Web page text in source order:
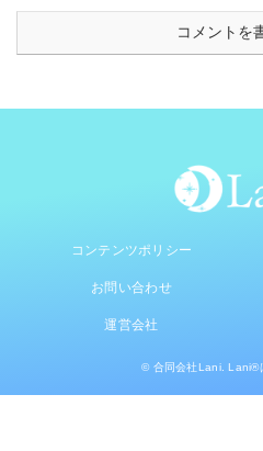
コメントを
コンテンツポリシー
お問い合わせ
運営会社
© 合同会社Lani. Lani®